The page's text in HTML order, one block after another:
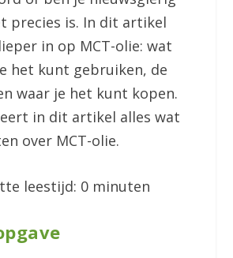
precies is. In dit artikel
in op MCT-olie: wat
het kunt gebruiken, de
waar je het kunt kopen.
in dit artikel alles wat
over MCT-olie.
leestijd: 0 minuten